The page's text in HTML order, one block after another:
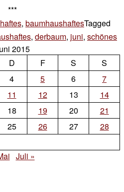
***
, baumhaushaftesTagged
, derbaum, juni, schönes
2015
D F S
S
4 5 6
7
11 12 13
14
18 19 20
21
25 26 27
28
Juli »